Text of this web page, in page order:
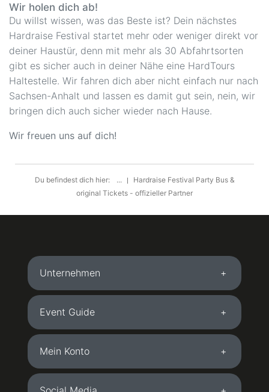
Wir holen dich ab!
Du willst wissen, was das Beste ist? Dein nächstes
Hardraise Festival startet mehr oder weniger direkt vor
deiner Haustür, denn mit mehr als 30 Abfahrtsorten
gibt es sicher auch in deiner Nähe eine HardTours
Haltestelle. Wir fahren dich aber nicht einfach nur nach
Sachsen-Anhalt und lassen es damit gut sein, nein, wir
bringen dich auch sicher wieder nach Hause.
Wir freuen uns auf dich!
Du befindest dich hier: ...
Hardraise Festival Party Bus &
original Tickets - offizieller Partner
Unternehmen
Event Guide
Mein Konto